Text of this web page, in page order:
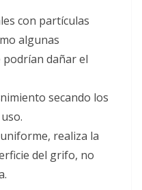
con partículas
algunas
podrían dañar el
secando los
realiza la
del grifo, no